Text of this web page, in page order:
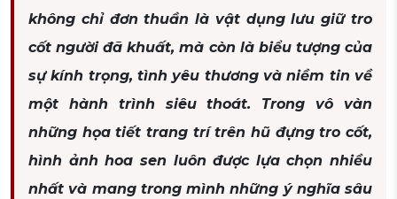
không chỉ đơn thuần là vật dụng lưu giữ tro
cốt người đã khuất, mà còn là biểu tượng của
sự kính trọng, tình yêu thương và niềm tin về
một hành trình siêu thoát. Trong vô vàn
những họa tiết trang trí trên hũ đựng tro cốt,
hình ảnh hoa sen luôn được lựa chọn nhiều
nhất và mang trong mình những ý nghĩa sâu